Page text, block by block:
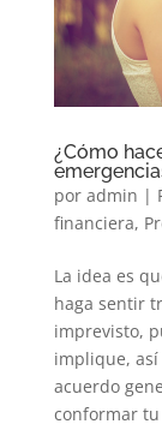
¿Cómo
por admin |
financiera,
La idea es
haga sentir
imprevisto,
implique,
acuerdo
conformar